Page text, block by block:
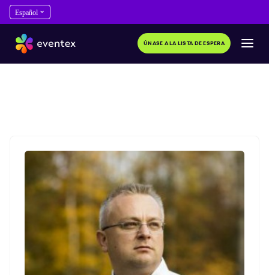
ÚNASE A LA LISTA DE ESPERA